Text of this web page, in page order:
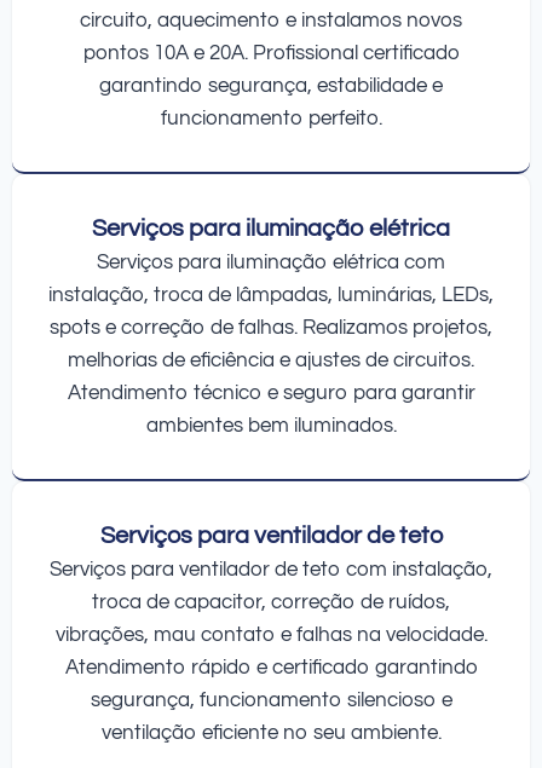
circuito, aquecimento e instalamos novos
pontos 10A e 20A. Profissional certificado
garantindo segurança, estabilidade e
funcionamento perfeito.
Serviços para iluminação elétrica
Serviços para iluminação elétrica com
instalação, troca de lâmpadas, luminárias, LEDs,
spots e correção de falhas. Realizamos projetos,
melhorias de eficiência e ajustes de circuitos.
Atendimento técnico e seguro para garantir
ambientes bem iluminados.
Serviços para ventilador de teto
Serviços para ventilador de teto com instalação,
troca de capacitor, correção de ruídos,
vibrações, mau contato e falhas na velocidade.
Atendimento rápido e certificado garantindo
segurança, funcionamento silencioso e
ventilação eficiente no seu ambiente.